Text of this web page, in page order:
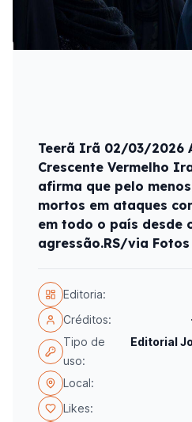
Teerã Irã 02/03/2026
Crescente Vermelho
afirma que pelo
mortos em ataques
em todo o país desde
agressão.RS/via
Editoria:
Créditos:
Tipo de
uso:
Editorial
Local:
Likes: